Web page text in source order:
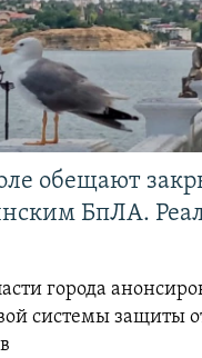
обещают
БпЛА.
города
системы защиты